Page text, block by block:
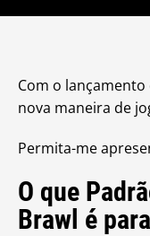
Com o lançamento
nova maneira de
Permita-me
O que
Brawl é